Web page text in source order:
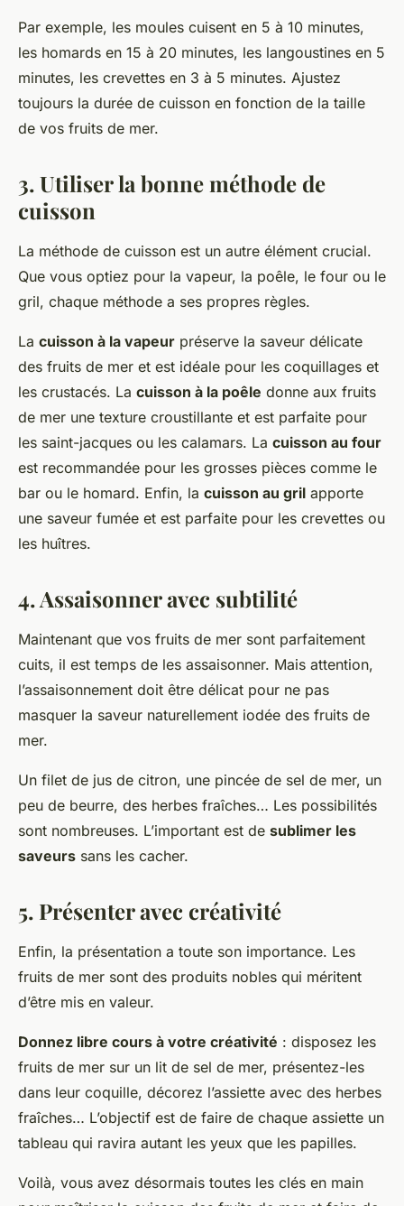
Par exemple, les moules cuisent en 5 à 10 minutes,
les homards en 15 à 20 minutes, les langoustines en 5
minutes, les crevettes en 3 à 5 minutes. Ajustez
toujours la durée de cuisson en fonction de la taille
de vos fruits de mer.
3. Utiliser la bonne méthode de
cuisson
La méthode de cuisson est un autre élément crucial.
Que vous optiez pour la vapeur, la poêle, le four ou le
gril, chaque méthode a ses propres règles.
La cuisson à la vapeur préserve la saveur délicate
des fruits de mer et est idéale pour les coquillages et
les crustacés. La cuisson à la poêle donne aux fruits
de mer une texture croustillante et est parfaite pour
les saint-jacques ou les calamars. La cuisson au four
est recommandée pour les grosses pièces comme le
bar ou le homard. Enfin, la cuisson au gril apporte
une saveur fumée et est parfaite pour les crevettes ou
les huîtres.
4. Assaisonner avec subtilité
Maintenant que vos fruits de mer sont parfaitement
cuits, il est temps de les assaisonner. Mais attention,
l’assaisonnement doit être délicat pour ne pas
masquer la saveur naturellement iodée des fruits de
mer.
Un filet de jus de citron, une pincée de sel de mer, un
peu de beurre, des herbes fraîches… Les possibilités
sont nombreuses. L’important est de sublimer les
saveurs sans les cacher.
5. Présenter avec créativité
Enfin, la présentation a toute son importance. Les
fruits de mer sont des produits nobles qui méritent
d’être mis en valeur.
Donnez libre cours à votre créativité : disposez les
fruits de mer sur un lit de sel de mer, présentez-les
dans leur coquille, décorez l’assiette avec des herbes
fraîches… L’objectif est de faire de chaque assiette un
tableau qui ravira autant les yeux que les papilles.
Voilà, vous avez désormais toutes les clés en main